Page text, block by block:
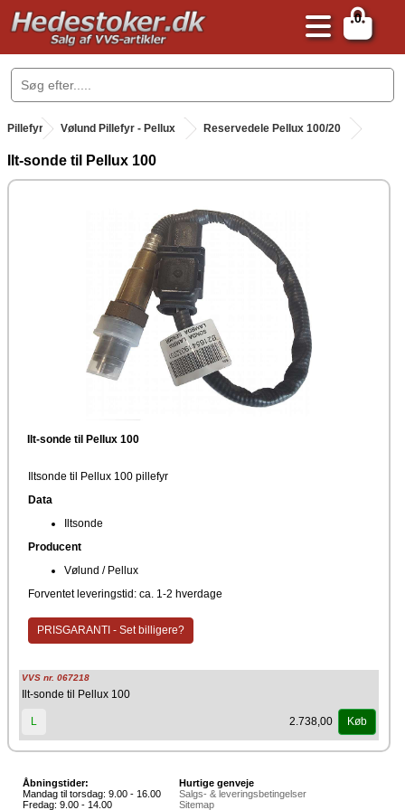
0
.
Pillefyr . Vølund Pillefyr - Pellux Reservedele Pellux 100/20
Ilt-sonde til Pellux 100
Ilt-sonde til Pellux 100
Iltsonde til Pellux 100 pillefyr
Data
Iltsonde
Producent
Vølund / Pellux
Forventet leveringstid: ca. 1-2 hverdage
PRISGARANTI - Set billigere?
VVS nr. 067218
Ilt-sonde til Pellux 100
L 2.738,00 Køb
Åbningstider:
Mandag til torsdag: 9.00 - 16.00
Fredag: 9.00 - 14.00
Hurtige genveje
Salgs- & leveringsbetingelser
Sitemap